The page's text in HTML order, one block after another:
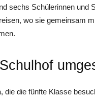
sechs Schülerinnen und
wo sie gemeinsam
die die fünfte Klasse